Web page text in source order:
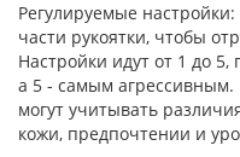
Регулируемые
части рукоятки, чтобы
Настройки идут от 1 до
а 5 - самым агрессивным.
могут учитывать
кожи, предпочтении и